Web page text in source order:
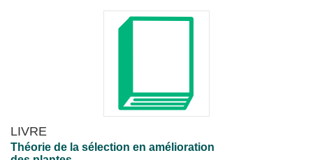
LIVRE
Théorie de la sélection en amélioration